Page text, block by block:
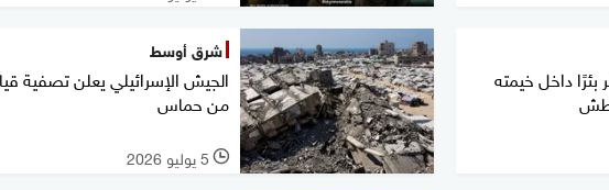
داخل خيمته
شرق أوسط
الجيش الإسرائيلي يعلن تصفية
من حماس
l 5 يوليو 2026